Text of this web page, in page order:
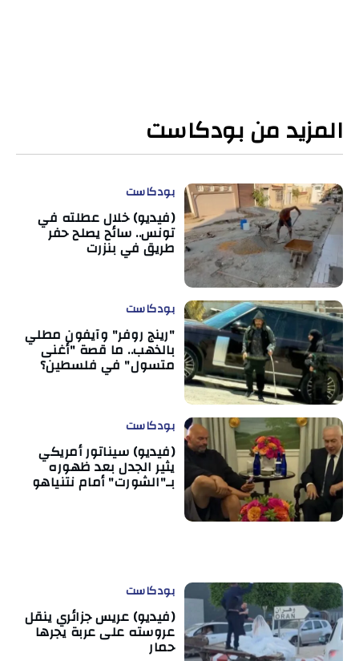
المزيد من بودكاست
بودكاست
(فيديو) خلال عطلته في
تونس.. سائح يصلح حفر
طريق في بنزرت
بودكاست
"رينج روفر" وآيفون مطلي
بالذهب.. ما قصة "أغنى
متسول" في فلسطين؟
بودكاست
(فيديو) سيناتور أمريكي
يثير الجدل بعد ظهوره
بـ"الشورت" أمام نتنياهو
بودكاست
(فيديو) عريس جزائري ينقل
عروسته على عربة يجرها
حمار